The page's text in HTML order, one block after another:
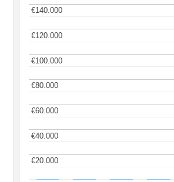
€20.000
€20.000
€40.000
€40.000
€60.000
€60.000
€80.000
€80.000
€100.000
€100.000
€120.000
€120.000
€140.000
€140.000